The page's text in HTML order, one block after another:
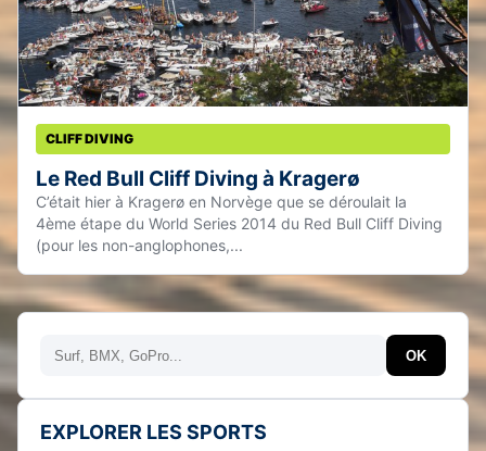
CLIFF DIVING
Le Red Bull Cliff Diving à Kragerø
C’était hier à Kragerø en Norvège que se déroulait la
4ème étape du World Series 2014 du Red Bull Cliff Diving
(pour les non-anglophones,...
Rechercher OK
EXPLORER LES SPORTS